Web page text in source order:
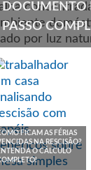
FICAM AS FÉRIAS
NA RESCISÃO?
O CÁLCULO